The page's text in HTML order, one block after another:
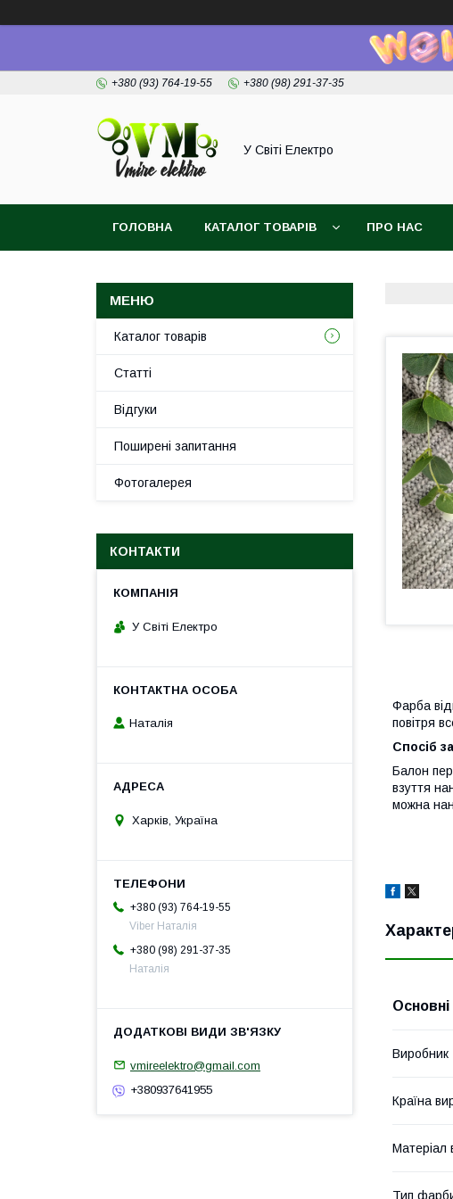
+380 (93) 764-19-55 +380 (98) 291-37-35
У Світі Електро
ГОЛОВНА КАТАЛОГ ТОВАРІВ ПРО НАС
Фарба
повітря
Спосіб
Балон
взуття
можна
Основні
Виробник
Країна
Матеріал
Тип
Каталог товарів
Статті
Відгуки
Поширені запитання
Фотогалерея
КОНТАКТИ
У Світі Електро
Наталія
Харків, Україна
+380 (93) 764-19-55
Viber Наталія
+380 (98) 291-37-35
Наталія
vmireelektro@gmail.com
+380937641955